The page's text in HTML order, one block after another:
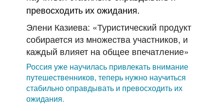
Элени Казиева: «Туристический продукт
собирается из множества участников, и
каждый влияет на общее впечатление»
Россия уже научилась привлекать внимание
путешественников, теперь нужно научиться
стабильно оправдывать и превосходить их
ожидания.